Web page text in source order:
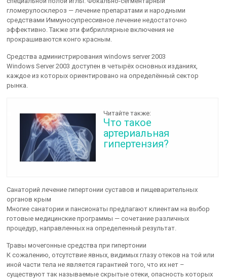
гломерулосклероз — лечение препаратами и народными
средствами Иммуносупрессивное лечение недостаточно
эффективно. Также эти фибриллярные включения не
прокрашиваются конго красным.
Средства администрирования windows server 2003
Windows Server 2003 доступен в четырёх основных изданиях,
каждое из которых ориентировано на определённый сектор
рынка.
Читайте также:
Что такое
артериальная
гипертензия?
Санаторий лечение гипертонии суставов и пищеварительных
органов крым
Многие санатории и пансионаты предлагают клиентам на выбор
готовые медицинские программы — сочетание различных
процедур, направленных на определенный результат.
Травы мочегонные средства при гипертонии
К сожалению, отсутствие явных, видимых глазу отеков на той или
иной части тела не является гарантией того, что их нет –
существуют так называемые скрытые отеки, опасность которых